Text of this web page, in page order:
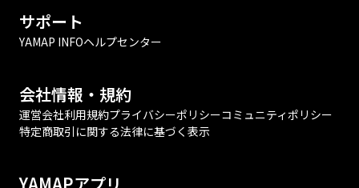
サポート
YAMAP INFOヘルプセンター
会社情報・規約
運営会社利用規約プライバシーポリシーコミュニティポリシー
特定商取引に関する法律に基づく表示